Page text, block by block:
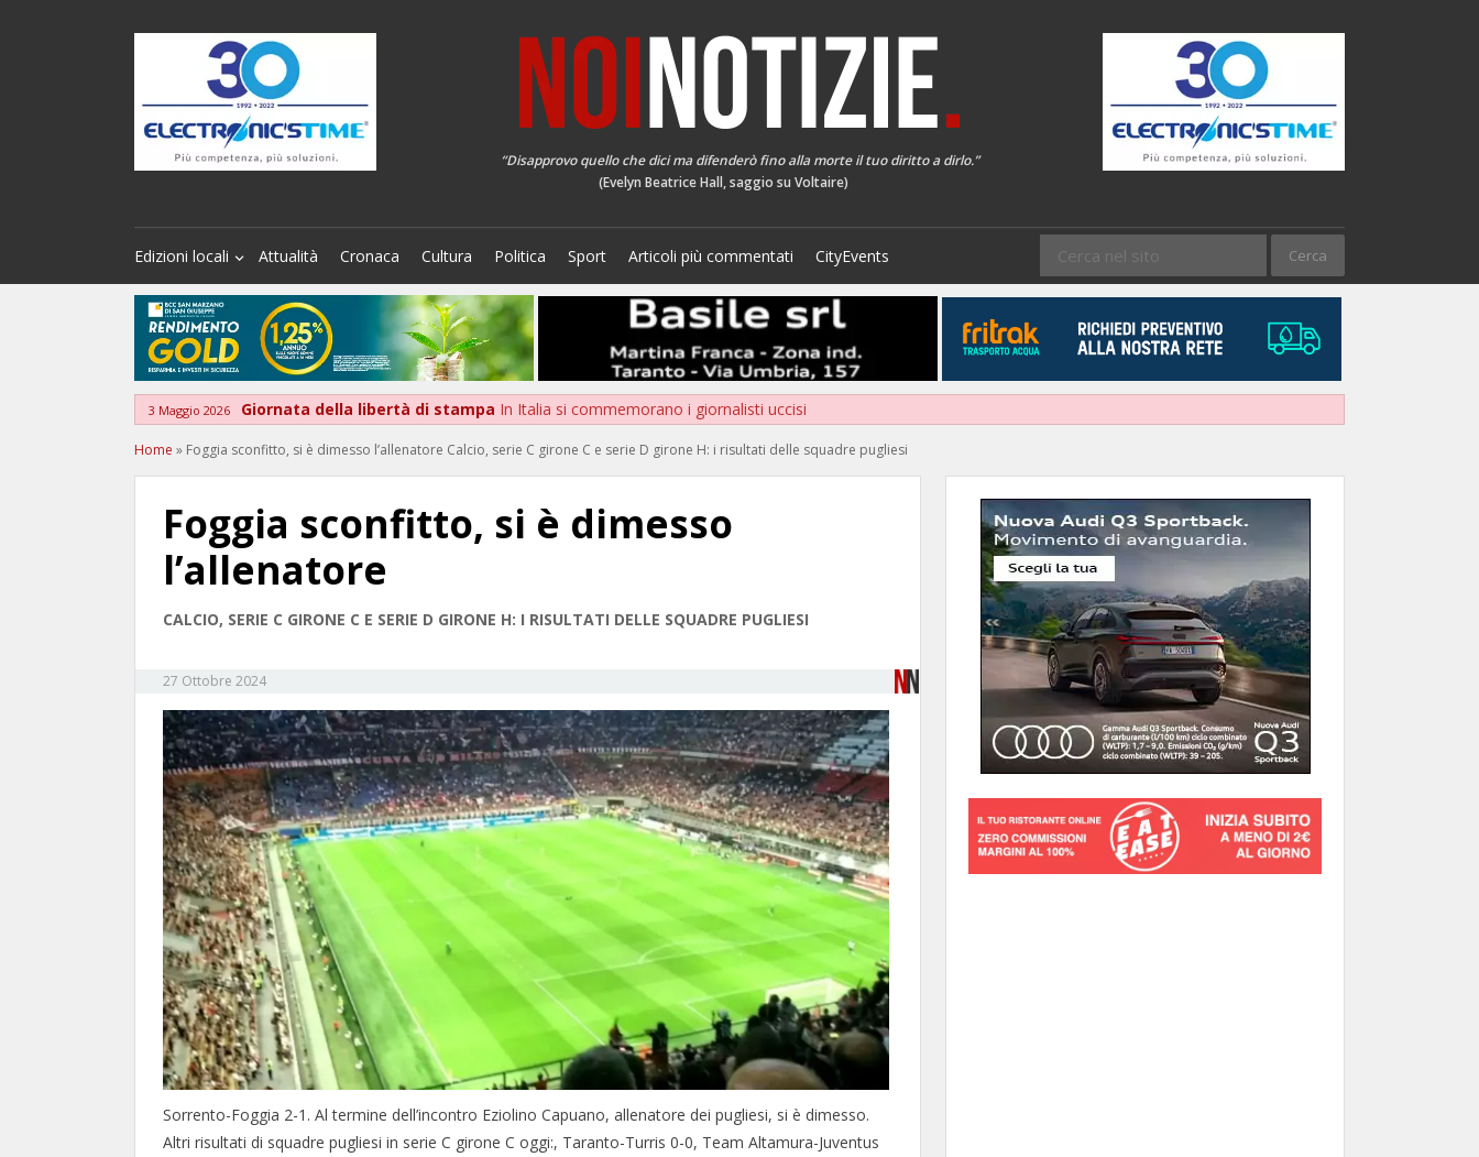
“Disapprovo quello che dici ma difenderò fino alla morte il tuo diritto a dirlo.”
(Evelyn Beatrice Hall, saggio su Voltaire)
Edizioni locali Attualità Cronaca Cultura Politica Sport Articoli più commentati CityEvents
3 Maggio 2026 Giornata della libertà di stampa In Italia si commemorano i giornalisti uccisi
Home » Foggia sconfitto, si è dimesso l’allenatore Calcio, serie C girone C e serie D girone H: i risultati delle squadre pugliesi
Foggia sconfitto, si è dimesso
l’allenatore
CALCIO, SERIE C GIRONE C E SERIE D GIRONE H: I RISULTATI DELLE SQUADRE PUGLIESI
27 Ottobre 2024
Sorrento-Foggia 2-1. Al termine dell’incontro Eziolino Capuano, allenatore dei pugliesi, si è dimesso.
Altri risultati di squadre pugliesi in serie C girone C oggi:, Taranto-Turris 0-0, Team Altamura-Juventus